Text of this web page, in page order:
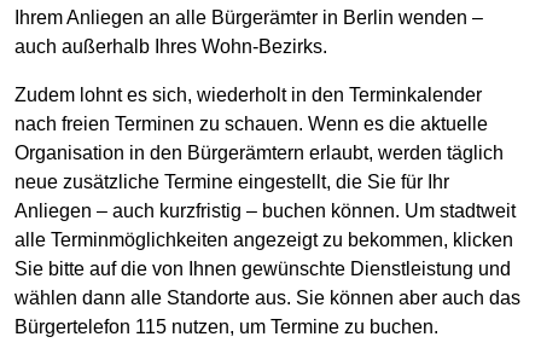
Ihrem Anliegen an alle Bürgerämter in Berlin wenden –
auch außerhalb Ihres Wohn-Bezirks.
Zudem lohnt es sich, wiederholt in den Terminkalender
nach freien Terminen zu schauen. Wenn es die aktuelle
Organisation in den Bürgerämtern erlaubt, werden täglich
neue zusätzliche Termine eingestellt, die Sie für Ihr
Anliegen – auch kurzfristig – buchen können. Um stadtweit
alle Terminmöglichkeiten angezeigt zu bekommen, klicken
Sie bitte auf die von Ihnen gewünschte Dienstleistung und
wählen dann alle Standorte aus. Sie können aber auch das
Bürgertelefon 115 nutzen, um Termine zu buchen.